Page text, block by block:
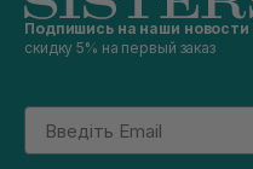
Подпишись на наши новости
скидку 5% на первый заказ
Email